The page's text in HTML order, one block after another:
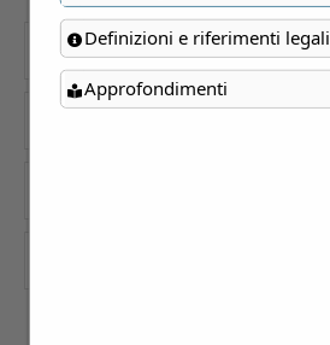
Cerca
Definizioni e riferimenti legali
Approfondimenti